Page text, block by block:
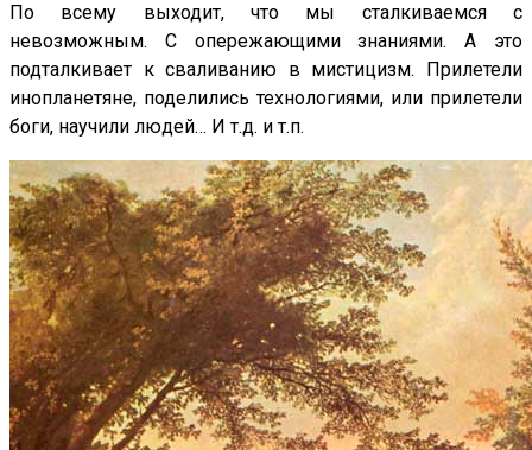
По всему выходит, что мы сталкиваемся с
невозможным. С опережающими знаниями. А это
подталкивает к сваливанию в мистицизм. Прилетели
инопланетяне, поделились технологиями, или прилетели
боги, научили людей… И т.д. и т.п.